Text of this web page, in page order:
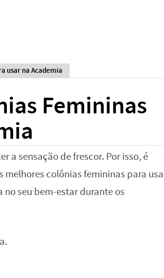
usar na Academia
Femininas
a sensação de frescor. Por isso, é
colônias femininas para
seu bem-estar durante os